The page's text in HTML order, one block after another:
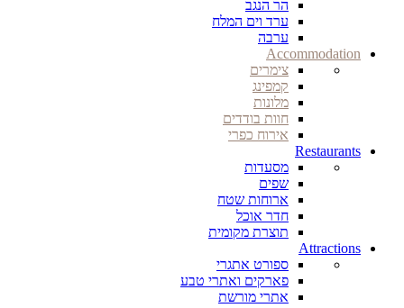
הר הנגב
ערד וים המלח
ערבה
Accommodation
צימרים
קמפינג
מלונות
חוות בודדים
אירוח כפרי
Restaurants
מסעדות
שפים
ארוחות שטח
חדר אוכל
תוצרת מקומית
Attractions
ספורט אתגרי
פארקים ואתרי טבע
אתרי מורשת